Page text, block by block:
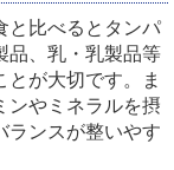
と比べるとタンパ
品、乳・乳製品等
とが大切です。ま
ンやミネラルを摂
ランスが整いやす